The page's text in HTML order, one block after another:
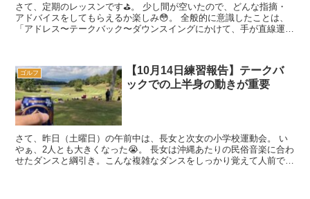
さて、定期のレッスンです⛳️。 少し間が空いたので、どんな指摘・
アドバイスをしてもらえるか楽しみ😳。 全般的に意識したことは、
「アドレス〜テークバック〜ダウンスイングにかけて、手が直線運動
ゴルフ
【10月14日練習報告】テークバ
ックでの上半身の動きが重要
さて、昨日（土曜日）の午前中は、長女と次女の小学校運動会。 い
やぁ、2人とも大きくなった😭。 長女は沖縄あたりの民俗音楽に合わ
せたダンスと綱引き。こんな複雑なダンスをしっかり覚えて人前で披